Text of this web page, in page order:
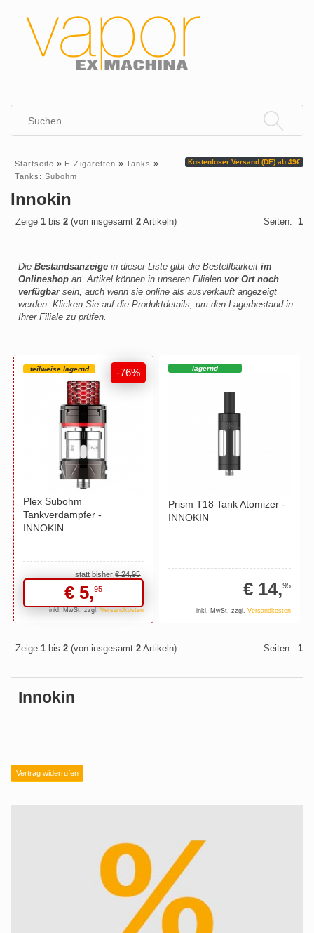
Kostenloser Versand (DE) ab 49€
Startseite » E-Zigaretten » Tanks »
Tanks: Subohm
Vertrag widerrufen
Innokin
Zeige 1 bis 2 (von insgesamt 2 Artikeln) Seiten: 1
Die Bestandsanzeige in dieser Liste gibt die Bestellbarkeit im
Onlineshop an. Artikel können in unseren Filialen vor Ort noch
verfügbarsein, auch wenn sie online als ausverkauft angezeigt
werden. Klicken Sie auf die Produktdetails, um den Lagerbestand in
Ihrer Filiale zu prüfen.
teilweise lagernd
Plex Subohm
Tankverdampfer -
INNOKIN
statt bisher€ 24,95
€ 5,95
-76%
inkl. MwSt. zzgl.Versandkosten
lagernd
Prism T18 Tank Atomizer -
INNOKIN
€ 14,95
inkl. MwSt. zzgl. Versandkosten
Zeige 1 bis 2 (von insgesamt 2 Artikeln) Seiten: 1
Innokin